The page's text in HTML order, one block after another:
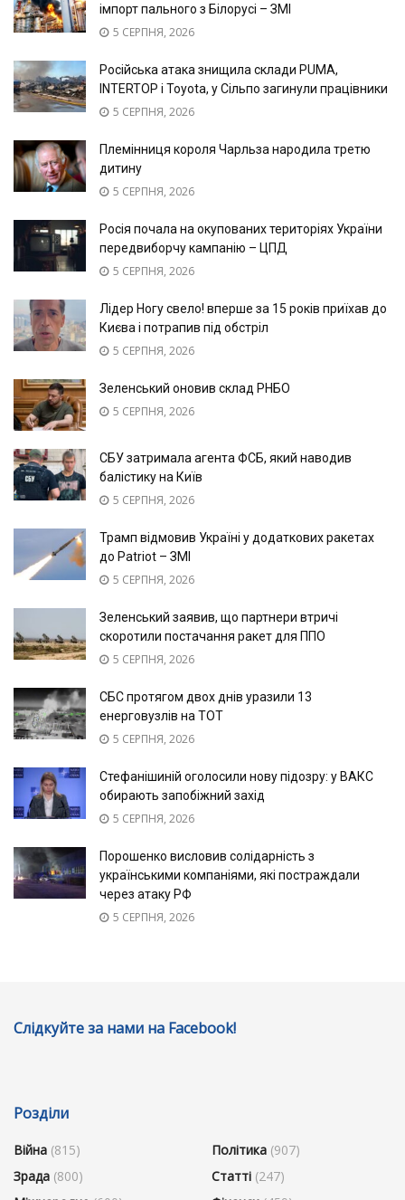
імпорт пального з Білорусі – ЗМІ
5 СЕРПНЯ, 2026
Російська атака знищила склади PUMA,
INTERTOP і Toyota, у Сільпо загинули працівники
5 СЕРПНЯ, 2026
Племінниця короля Чарльза народила третю
дитину
5 СЕРПНЯ, 2026
Росія почала на окупованих територіях України
передвиборчу кампанію – ЦПД
5 СЕРПНЯ, 2026
Лідер Ногу свело! вперше за 15 років приїхав до
Києва і потрапив під обстріл
5 СЕРПНЯ, 2026
Зеленський оновив склад РНБО
5 СЕРПНЯ, 2026
СБУ затримала агента ФСБ, який наводив
балістику на Київ
5 СЕРПНЯ, 2026
Трамп відмовив Україні у додаткових ракетах
до Patriot – ЗМІ
5 СЕРПНЯ, 2026
Зеленський заявив, що партнери втричі
скоротили постачання ракет для ППО
5 СЕРПНЯ, 2026
СБС протягом двох днів уразили 13
енерговузлів на ТОТ
5 СЕРПНЯ, 2026
Стефанішиній оголосили нову підозру: у ВАКС
обирають запобіжний захід
5 СЕРПНЯ, 2026
Порошенко висловив солідарність з
українськими компаніями, які постраждали
через атаку РФ
5 СЕРПНЯ, 2026
Слідкуйте за нами на Facebook!
Розділи
Війна (815)
Зрада (800)
Політика (907)
Статті (247)